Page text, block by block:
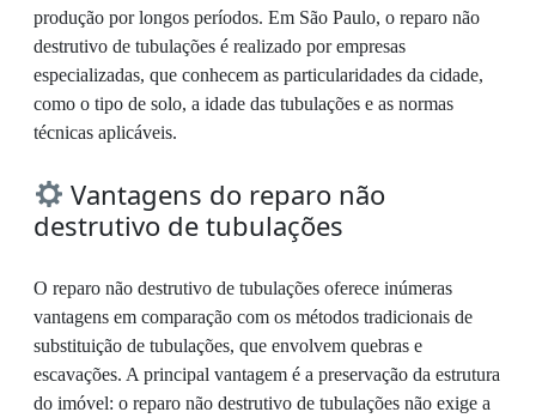
produção por longos períodos. Em São Paulo, o reparo não
destrutivo de tubulações é realizado por empresas
especializadas, que conhecem as particularidades da cidade,
como o tipo de solo, a idade das tubulações e as normas
técnicas aplicáveis.
Vantagens do reparo não
destrutivo de tubulações
O reparo não destrutivo de tubulações oferece inúmeras
vantagens em comparação com os métodos tradicionais de
substituição de tubulações, que envolvem quebras e
escavações. A principal vantagem é a preservação da estrutura
do imóvel: o reparo não destrutivo de tubulações não exige a